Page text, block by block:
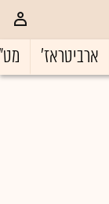
ארביטראז'